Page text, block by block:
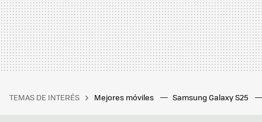
TEMAS DE INTERÉS Mejores móviles Samsung Galaxy S25